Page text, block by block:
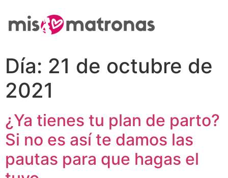
Día: 21 de octubre de
2021
¿Ya tienes tu plan de parto?
Si no es así te damos las
pautas para que hagas el